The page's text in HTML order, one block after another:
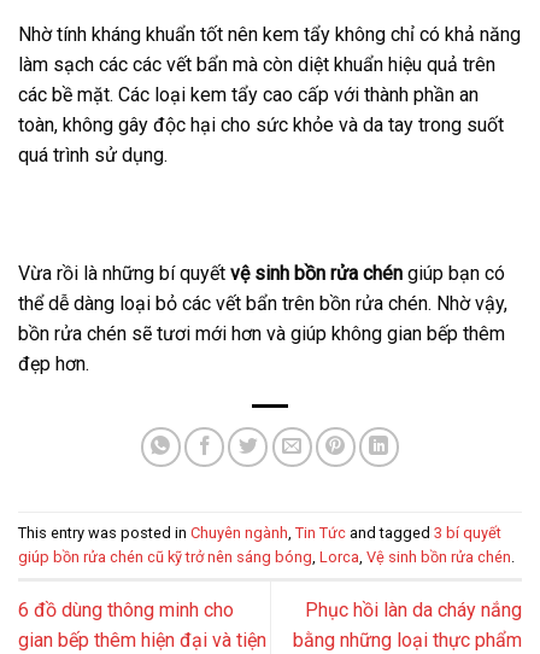
Nhờ tính kháng khuẩn tốt nên kem tẩy không chỉ có khả năng
làm sạch các các vết bẩn mà còn diệt khuẩn hiệu quả trên
các bề mặt. Các loại kem tẩy cao cấp với thành phần an
toàn, không gây độc hại cho sức khỏe và da tay trong suốt
quá trình sử dụng.
Vừa rồi là những bí quyết vệ sinh bồn rửa chén giúp bạn có
thể dễ dàng loại bỏ các vết bẩn trên bồn rửa chén. Nhờ vậy,
bồn rửa chén sẽ tươi mới hơn và giúp không gian bếp thêm
đẹp hơn.
This entry was posted in Chuyên ngành Tin Tức and tagged 3 bí quyết
giúp bồn rửa chén cũ kỹ trở nên sáng bóng Lorca Vệ sinh bồn rửa chén
6 đồ dùng thông minh cho
gian bếp thêm hiện đại và tiện
Phục hồi làn da cháy nắng
bằng những loại thực phẩm